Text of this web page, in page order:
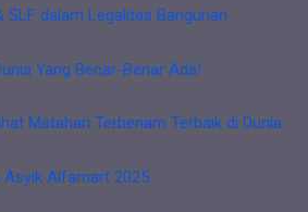
SLF dalam Legalitas Bangunan
Yang Benar-Benar Ada!
Matahari Terbenam Terbaik di Dunia
Asyik Alfamart 2025